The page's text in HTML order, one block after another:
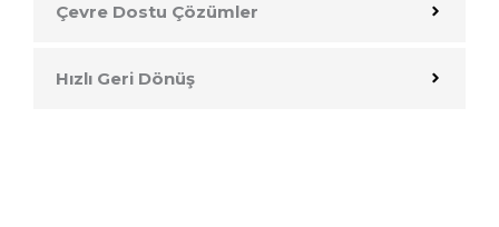
Çevre Dostu Çözümler
Hızlı Geri Dönüş